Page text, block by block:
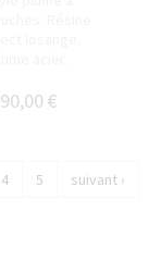
90,00 €
4 5 suivant ›